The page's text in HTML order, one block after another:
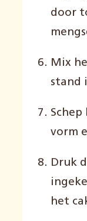
door
Mix
stand
vorm
Druk
het